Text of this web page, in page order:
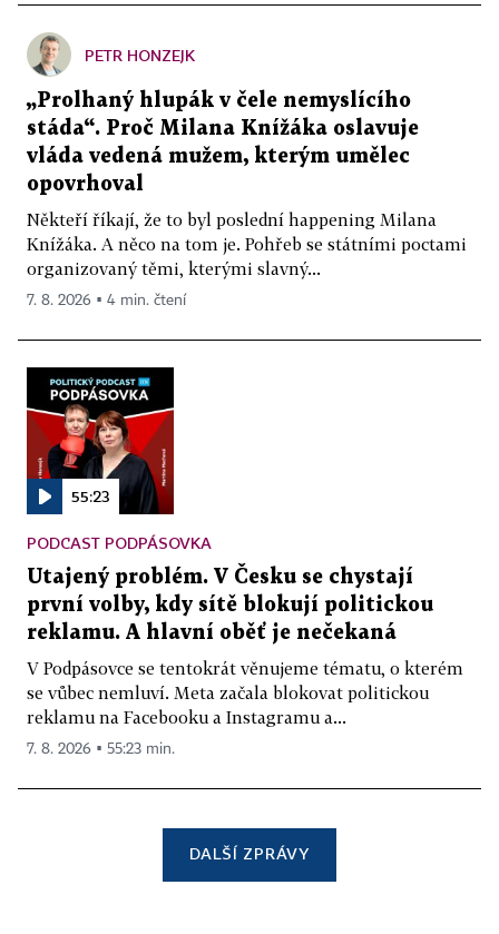
PETR HONZEJK
„Prolhaný hlupák v čele nemyslícího
stáda“. Proč Milana Knížáka oslavuje
vláda vedená mužem, kterým umělec
opovrhoval
Někteří říkají, že to byl poslední happening Milana
Knížáka. A něco na tom je. Pohřeb se státními poctami
organizovaný těmi, kterými slavný...
7. 8. 2026 ▪ 4 min. čtení
55:23
PODCAST PODPÁSOVKA
Utajený problém. V Česku se chystají
první volby, kdy sítě blokují politickou
reklamu. A hlavní oběť je nečekaná
V Podpásovce se tentokrát věnujeme tématu, o kterém
se vůbec nemluví. Meta začala blokovat politickou
reklamu na Facebooku a Instagramu a...
7. 8. 2026 ▪ 55:23 min.
DALŠÍ ZPRÁVY